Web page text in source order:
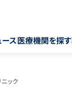
ス医療機関を探す
ック